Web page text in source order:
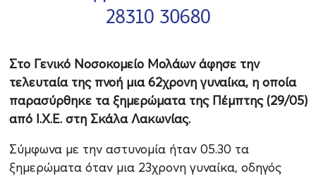
Στο Γενικό Νοσοκομείο Μολάων άφησε την
τελευταία της πνοή μια 62χρονη γυναίκα, η οποία
παρασύρθηκε τα ξημερώματα της Πέμπτης (29/05)
από Ι.Χ.Ε. στη Σκάλα Λακωνίας.
Σύμφωνα με την αστυνομία ήταν 05.30 τα
ξημερώματα όταν μια 23χρονη γυναίκα, οδηγός